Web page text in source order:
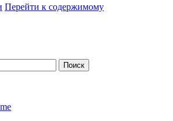
Перейти к содержимому